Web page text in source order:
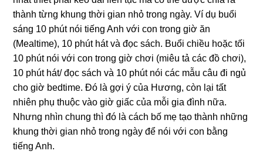
thành từng khung thời gian nhỏ trong ngày. Ví dụ buổi
sáng 10 phút nói tiếng Anh với con trong giờ ăn
(Mealtime), 10 phút hát và đọc sách. Buổi chiều hoặc tối
10 phút nói với con trong giờ chơi (miêu tả các đồ chơi),
10 phút hát/ đọc sách và 10 phút nói các mẫu câu đi ngủ
cho giờ bedtime. Đó là gợi ý của Hương, còn lại tất
nhiên phụ thuộc vào giờ giấc của mỗi gia đình nữa.
Nhưng nhìn chung thì đó là cách bố mẹ tạo thành những
khung thời gian nhỏ trong ngày để nói với con bằng
tiếng Anh.